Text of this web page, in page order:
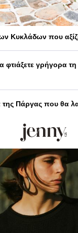
Κυκλάδων που
φτιάξετε γρήγορα
της Πάργας που θα